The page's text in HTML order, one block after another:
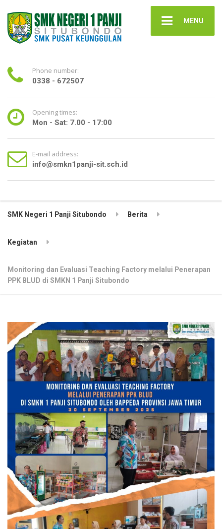
MENU
Phone number:
0338 - 672507
Opening times:
Mon - Sat: 7.00 - 17:00
E-mail address:
info@smkn1panji-sit.sch.id
SMK Negeri 1 Panji Situbondo Berita
Kegiatan
Monitoring dan Evaluasi Teaching Factory melalui Penerapan
PPK BLUD di SMKN 1 Panji Situbondo